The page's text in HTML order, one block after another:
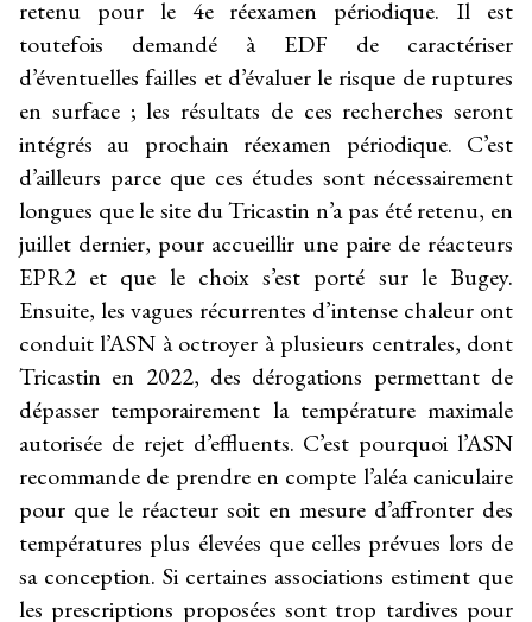
retenu pour le 4e réexamen périodique. Il est
toutefois demandé à EDF de caractériser
d’éventuelles failles et d’évaluer le risque de ruptures
en surface ; les résultats de ces recherches seront
intégrés au prochain réexamen périodique. C’est
d’ailleurs parce que ces études sont nécessairement
longues que le site du Tricastin n’a pas été retenu, en
juillet dernier, pour accueillir une paire de réacteurs
EPR2 et que le choix s’est porté sur le Bugey.
Ensuite, les vagues récurrentes d’intense chaleur ont
conduit l’ASN à octroyer à plusieurs centrales, dont
Tricastin en 2022, des dérogations permettant de
dépasser temporairement la température maximale
autorisée de rejet d’effluents. C’est pourquoi l’ASN
recommande de prendre en compte l’aléa caniculaire
pour que le réacteur soit en mesure d’affronter des
températures plus élevées que celles prévues lors de
sa conception. Si certaines associations estiment que
les prescriptions proposées sont trop tardives pour